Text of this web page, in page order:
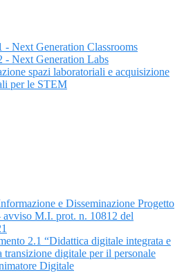
- Next Generation Classrooms
- Next Generation Labs
spazi laboratoriali e acquisizione
per le STEM
e Disseminazione Progetto
avviso M.I. prot. n. 10812 del
2.1 “Didattica digitale integrata e
transizione digitale per il personale
Digitale